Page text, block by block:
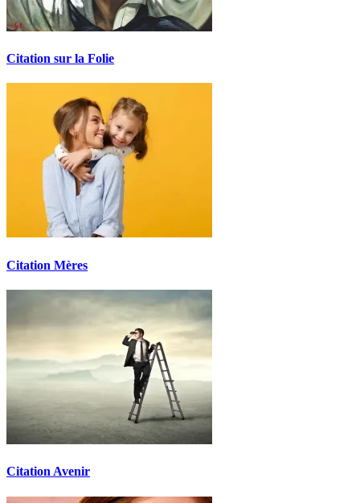
Citation sur la Folie
Citation Mères
Citation Avenir